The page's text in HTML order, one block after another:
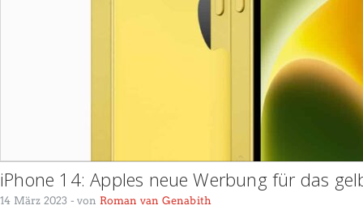
iPhone 14: Apples neue Werbung für das
14 März 2023 - von Roman van Genabith